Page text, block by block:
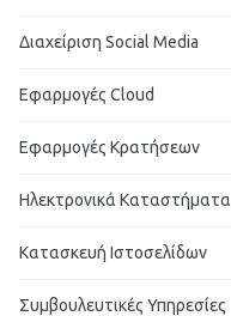
Διαχείριση Social Media
Εφαρμογές Cloud
Εφαρμογές Κρατήσεων
Ηλεκτρονικά Καταστήματα
Κατασκευή Ιστοσελίδων
Συμβουλευτικές Υπηρεσίες